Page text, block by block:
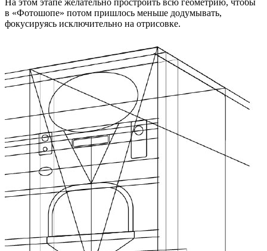
в «Фотошопе» потом пришлось меньше додумывать,
фокусируясь исключительно на отрисовке.